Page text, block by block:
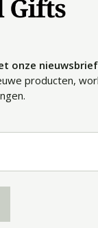
onze
producten,